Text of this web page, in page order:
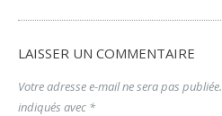
LAISSER UN COMMENTAIRE
Votre adresse e-mail ne sera pas publiée.
indiqués avec *